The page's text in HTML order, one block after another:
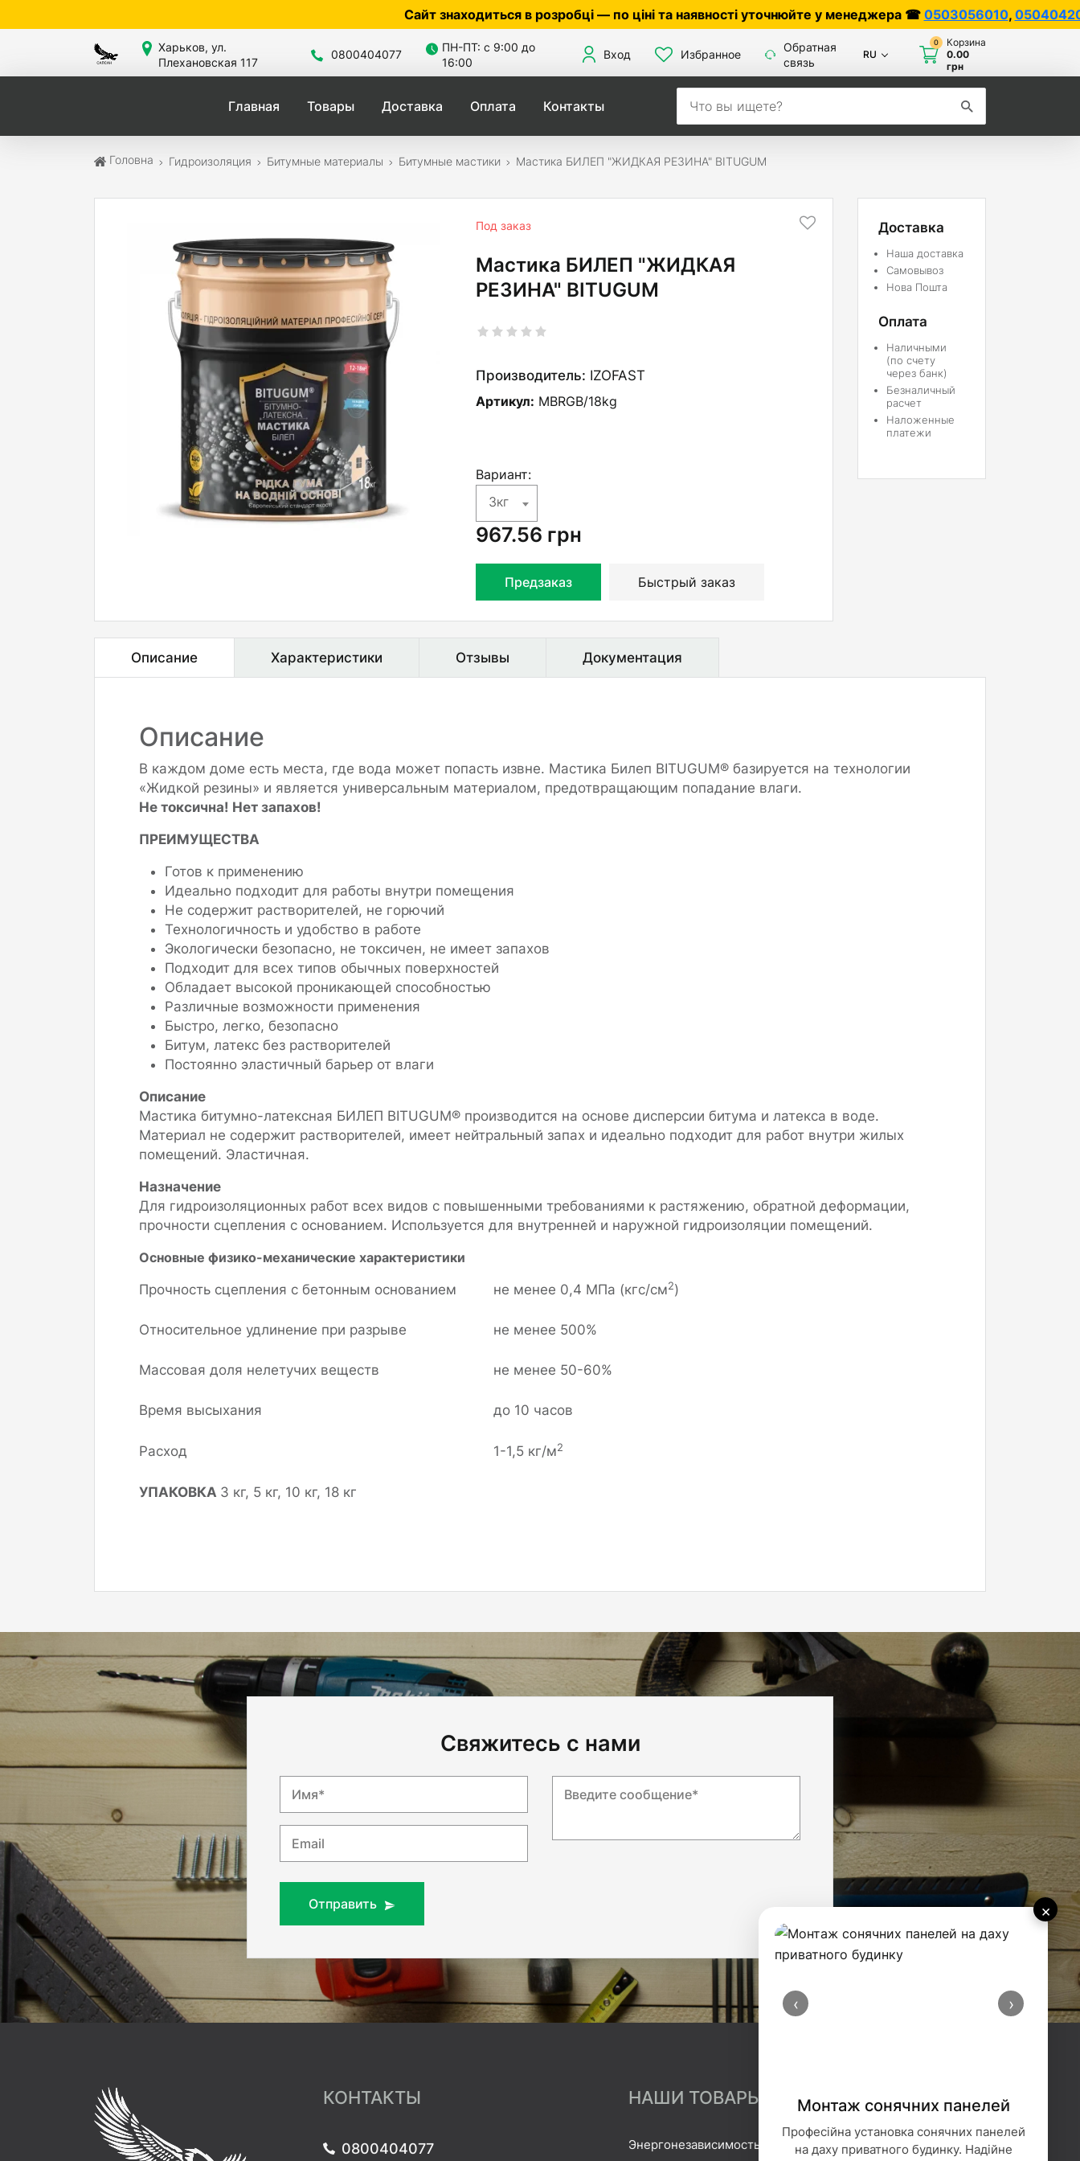
Сайт знаходиться в розробці — по ціні та наявності уточнюйте у менеджера ☎0503056010,0504042070
×
‹ ›
Монтаж сонячних панелей
Професійна установка сонячних панелей
на даху приватного будинку. Надійне
Харьков, ул.
Плехановская 117
0800404077
ПН-ПТ: с 9:00 до
16:00
Вход Избранное
Обратная
связь
RU
0
Корзина
0.00
грн
Главная Товары Доставка Оплата Контакты
Головна Гидроизоляция Битумные материалы Битумные мастики Мастика БИЛЕП "ЖИДКАЯ РЕЗИНА" BITUGUM
Под заказ
Мастика БИЛЕП "ЖИДКАЯ
РЕЗИНА" BITUGUM
Производитель: IZOFAST
Артикул: MBRGB/18kg
Вариант:
3кг
967.56 грн
Предзаказ Быстрый заказ
Доставка
Наша доставка
Самовывоз
Нова Пошта
Оплата
Наличными
(по счету
через банк)
Безналичный
расчет
Наложенные
платежи
Описание Характеристики Отзывы Документация
Описание
В каждом доме есть места, где вода может попасть извне. Мастика Билеп BITUGUM® базируется на технологии
«Жидкой резины» и является универсальным материалом, предотвращающим попадание влаги.
Не токсична! Нет запахов!
ПРЕИМУЩЕСТВА
Готов к применению
Идеально подходит для работы внутри помещения
Не содержит растворителей, не горючий
Технологичность и удобство в работе
Экологически безопасно, не токсичен, не имеет запахов
Подходит для всех типов обычных поверхностей
Обладает высокой проникающей способностью
Различные возможности применения
Быстро, легко, безопасно
Битум, латекс без растворителей
Постоянно эластичный барьер от влаги
Описание
Мастика битумно-латексная БИЛЕП BITUGUM® производится на основе дисперсии битума и латекса в воде.
Материал не содержит растворителей, имеет нейтральный запах и идеально подходит для работ внутри жилых
помещений. Эластичная.
Назначение
Для гидроизоляционных работ всех видов с повышенными требованиями к растяжению, обратной деформации,
прочности сцепления с основанием. Используется для внутренней и наружной гидроизоляции помещений.
Основные физико-механические характеристики
Прочность сцепления с бетонным основанием
не менее 0,4 МПа (кгс/см2)
Относительное удлинение при разрыве не менее 500%
Массовая доля нелетучих веществ не менее 50-60%
Время высыхания до 10 часов
Расход 1-1,5 кг/м2
УПАКОВКА 3 кг, 5 кг, 10 кг, 18 кг
Свяжитесь с нами
Имя*
Email
Введите сообщение*
Отправить
КОНТАКТЫ
0800404077
НАШИ ТОВАРЫ
Энергонезависимость Гидроизоляция